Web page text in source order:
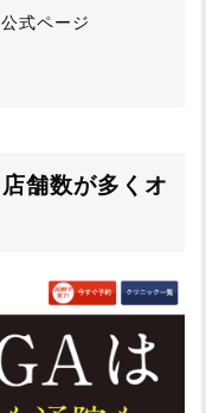
式ページ
舗数が多くオ